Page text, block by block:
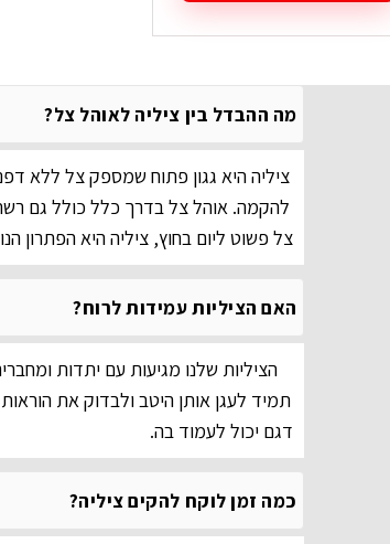
מה ההבדל בין ציליה לאוהל צל?
ציליה היא גגון פתוח שמספק צל ללא
להקמה. אוהל צל בדרך כלל כולל גם
צל פשוט ליום בחוץ, ציליה היא הפתרון
האם הציליות עמידות לרוח?
הציליות שלנו מגיעות עם יתדות
תמיד לעגן אותן היטב ולבדוק את
דגם יכול לעמוד בה.
כמה זמן לוקח להקים ציליה?